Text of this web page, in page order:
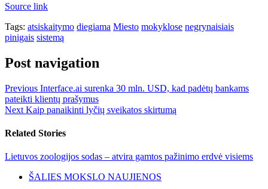
Source link
Tags: atsiskaitymo diegiama Miesto mokyklose negrynaisiais
pinigais sistemą
Post navigation
Previous Interface.ai surenka 30 mln. USD, kad padėtų bankams
pateikti klientų prašymus
Next Kaip panaikinti lyčių sveikatos skirtumą
Related Stories
Lietuvos zoologijos sodas – atvira gamtos pažinimo erdvė visiems
ŠALIES MOKSLO NAUJIENOS